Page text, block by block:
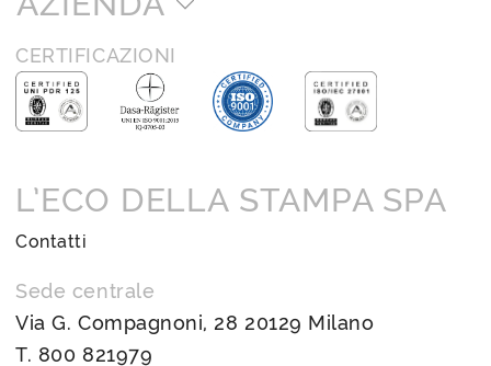
CERTIFICAZIONI
L’ECO DELLA STAMPA SPA
Contatti
Sede centrale
Via G. Compagnoni, 28 20129 Milano
T. 800 821979